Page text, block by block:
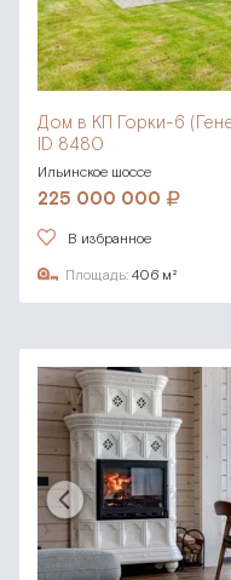
Дом в КП Горки-6
ID 8480
Ильинское шоссе
225 000 000
В избранное
Площадь: 406 м²